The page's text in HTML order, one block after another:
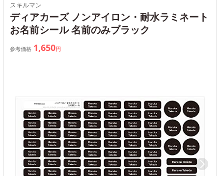
スキルマン
ディアカーズ ノンアイロン・耐水ラミネート
お名前シール 名前のみブラック
参考価格 1,650円